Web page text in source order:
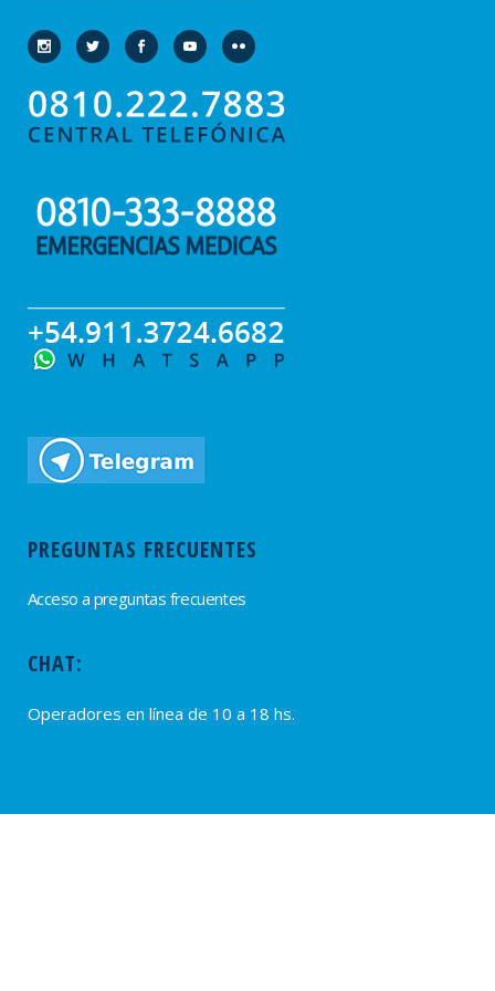
PREGUNTAS FRECUENTES
Acceso a preguntas frecuentes
CHAT:
Operadores en línea de 10 a 18 hs.
PROVEEDORES